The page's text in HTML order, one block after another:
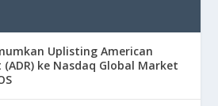
Uplisting American
ke Nasdaq Global Market